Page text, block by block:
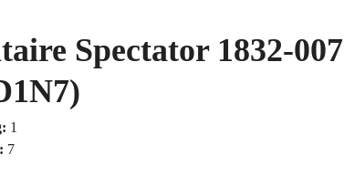
Spectator 1832-007
1
7